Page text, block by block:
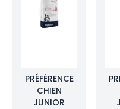
PRÉFÉRENCE
CHIEN
JUNIOR